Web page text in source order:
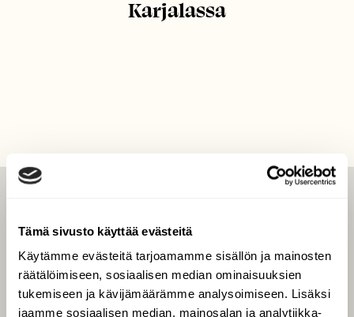
Tämä sivusto käyttää evästeitä
Käytämme evästeitä tarjoamamme sisällön ja mainosten
räätälöimiseen, sosiaalisen median ominaisuuksien
tukemiseen ja kävijämäärämme analysoimiseen. Lisäksi
jaamme sosiaalisen median, mainosalan ja analytiikka-
Karjalassa
Uusin lehti
Tilaa Suomen Luonto
Tilaa digilukuoikeus
Äänestä parasta juttua